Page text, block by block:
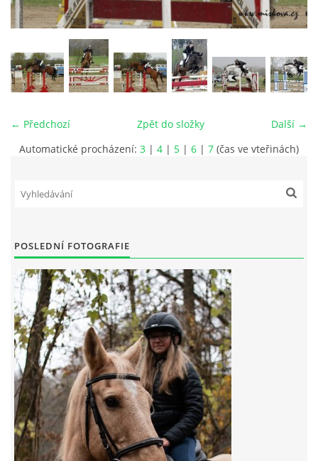
VIDEA
ODKAZY
PŘISPĚVEK ČUS KARVINA -PODPORA SPORTU V
NÁHRADNÍ TERMÍN BRIGÁDY PRO TY KTEŘÍ SE
NEDOSTAVILI NA PODZIMNÍ BRIGÁDU
ČLENOVÉ RYCHVALDU 2023
7:4 (VELKÝ PÁTEK) KROUŽEK NEBUDE
JARNÍ BRIGÁDA 20.5.2023
DNE 17.11.2023 KROUŽEK JEZDECTVÍ NENÍ
← Předchozí Další →
Zpět do složky
Automatické procházení: 3 | 4 | 5 | 6 | 7 (čas ve vteřinách)
POSLEDNÍ FOTOGRAFIE